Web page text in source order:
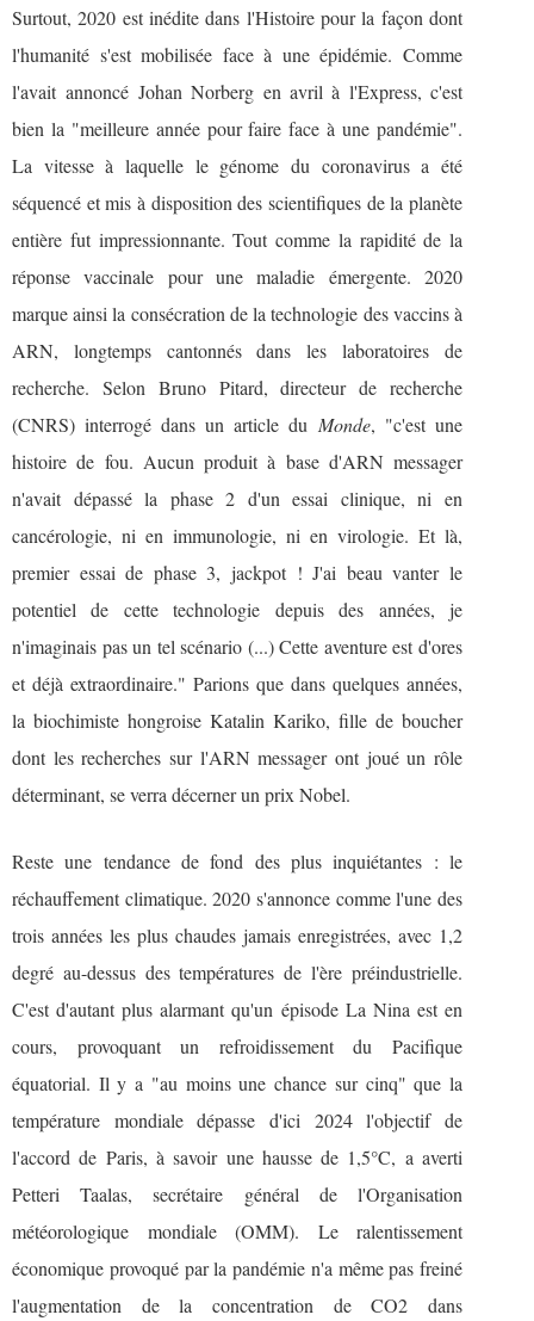
Surtout, 2020 est inédite dans l'Histoire pour la façon dont
l'humanité s'est mobilisée face à une épidémie. Comme
l'avaitannoncé Johan Norberg en avril à l'Express, c'est
bien la "meilleure année pour faire face à une pandémie".
La vitesse à laquelle le génome du coronavirus a été
séquencé et mis à disposition des scientifiques de la planète
entière fut impressionnante. Tout comme la rapidité de la
réponse vaccinale pour une maladie émergente. 2020
marque ainsi la consécration de la technologie des vaccins à
ARN, longtemps cantonnés dans les laboratoires de
recherche. Selon Bruno Pitard, directeur de recherche
(CNRS) interrogé dans un article du Monde, "c'est une
histoire de fou. Aucun produit à base d'ARN messager
n'avait dépassé la phase 2 d'un essai clinique, ni en
cancérologie, ni en immunologie, ni en virologie. Et là,
premier essai de phase 3, jackpot ! J'ai beau vanter le
potentiel de cette technologie depuis des années, je
n'imaginais pas un tel scénario (...) Cette aventure est d'ores
et déjà extraordinaire." Parions que dans quelques années,
la biochimiste hongroise Katalin Kariko, fille de boucher
dont les recherches sur l'ARN messager ont joué un rôle
déterminant, se verra décerner un prix Nobel.
Reste une tendance de fond des plus inquiétantes : le
réchauffement climatique. 2020 s'annonce comme l'une des
trois années les plus chaudes jamais enregistrées, avec 1,2
degré au-dessus des températures de l'ère préindustrielle.
C'est d'autant plus alarmant qu'un épisode La Nina est en
cours, provoquant un refroidissement du Pacifique
équatorial. Il y a "au moins une chance sur cinq" que la
température mondiale dépasse d'ici 2024 l'objectif de
l'accord de Paris, à savoir une hausse de 1,5°C, a averti
Petteri Taalas, secrétaire général de l'Organisation
météorologique mondiale (OMM). Le ralentissement
économique provoqué par la pandémie n'a même pas freiné
l'augmentation de la concentration de CO2 dans